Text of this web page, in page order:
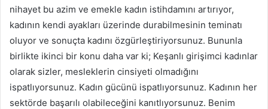
nihayet bu azim ve emekle kadın istihdamını artırıyor,
kadının kendi ayakları üzerinde durabilmesinin teminatı
oluyor ve sonuçta kadını özgürleştiriyorsunuz. Bununla
birlikte ikinci bir konu daha var ki; Keşanlı girişimci kadınlar
olarak sizler, mesleklerin cinsiyeti olmadığını
ispatlıyorsunuz. Kadın gücünü ispatlıyorsunuz. Kadının her
sektörde başarılı olabileceğini kanıtlıyorsunuz. Benim